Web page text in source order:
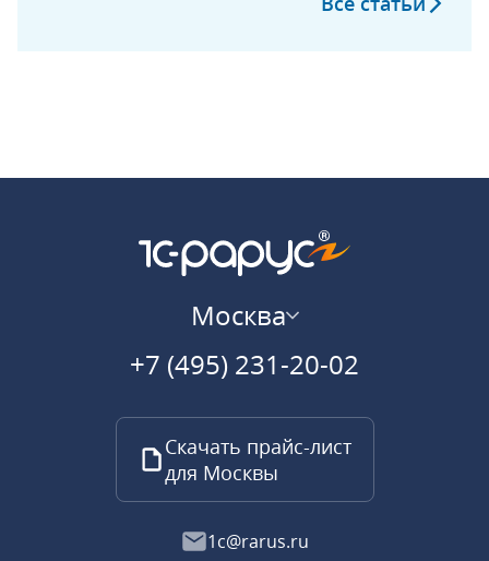
Москва
+7 (495) 231-20-02
Скачать прайс-лист
для Москвы
1c@rarus.ru